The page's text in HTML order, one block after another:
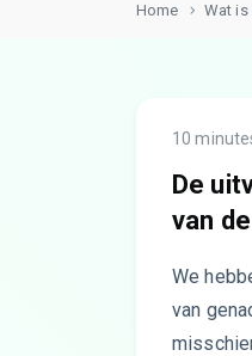
Home Wat is
10
De
van
We
van